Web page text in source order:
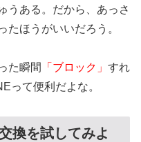
うある。だから、あっさ
たほうがいいだろう。
た瞬間 「ブロック」 すれ
って便利だよな。
換を試してみよ